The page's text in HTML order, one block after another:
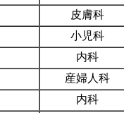
皮膚科
小児科
内科
産婦人科
内科